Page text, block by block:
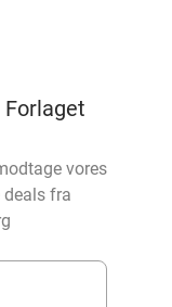
vores
deals fra